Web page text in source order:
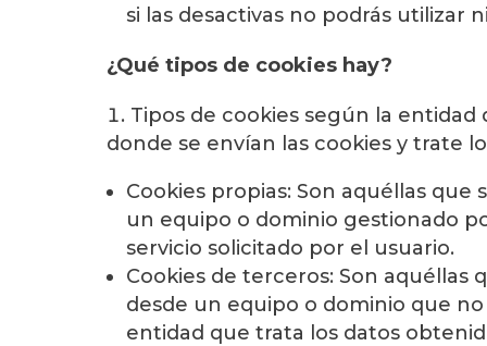
si las desactivas no podrás utilizar
¿Qué tipos de cookies hay?
Tipos de cookies según la
donde se envían las cookies y trate
Cookies propias: Son aquéllas que
un equipo o dominio gestionado
servicio solicitado por el usuario.
Cookies de terceros: Son aquéllas
desde un equipo o dominio que
entidad que trata los datos